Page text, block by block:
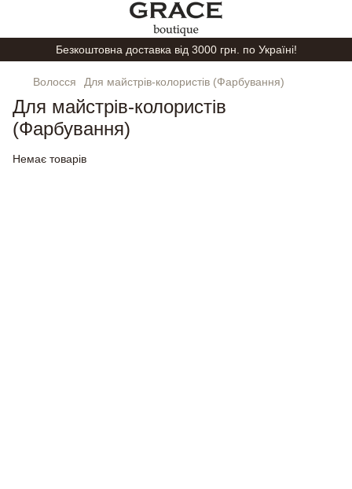
Безкоштовна доставка від 3000 грн. по Україні!
Волосся Для майстрів-колористів (Фарбування)
Для майстрів-колористів
(Фарбування)
Немає товарів